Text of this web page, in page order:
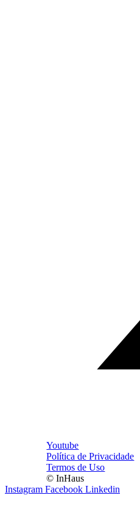
Youtube
Política de Privacidade
Termos de Uso
© InHaus
Instagram Facebook Linkedin